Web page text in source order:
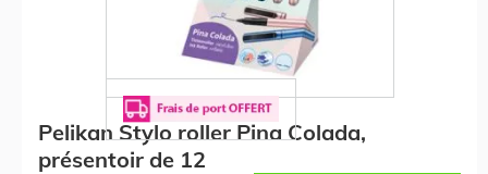
Pelikan Stylo roller Pina Colada,
présentoir de 12